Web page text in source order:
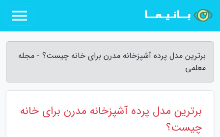
برترین مدل پرده آشپزخانه مدرن برای خانه چیست؟ - مجله
معلمی
برترین مدل پرده آشپزخانه مدرن برای خانه
چیست؟